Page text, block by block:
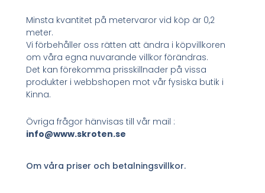
Minsta kvantitet på metervaror vid köp är 0,2
meter.
Vi förbehåller oss rätten att ändra i köpvillkoren
om våra egna nuvarande villkor förändras.
Det kan förekomma prisskillnader på vissa
produkter i webbshopen mot vår fysiska butik i
Kinna.
Övriga frågor hänvisas till vår mail :
info@www.skroten.se
Om våra priser och betalningsvillkor.